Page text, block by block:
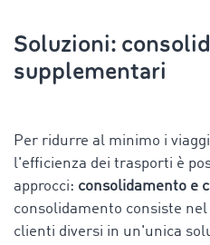
Soluzioni:
supplementari
Per ridurre al minimo i
l'efficienza dei trasporti è
approcci: consolidamento e
consolidamento consiste
clienti diversi in un'unica